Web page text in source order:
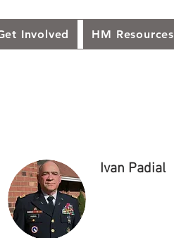
Involved HM Resources
Ivan Padial